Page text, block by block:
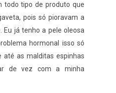
todo tipo de produto que
pois só pioravam a
Eu já tenho a pele oleosa
hormonal isso só
até as malditas espinhas
de vez com a minha